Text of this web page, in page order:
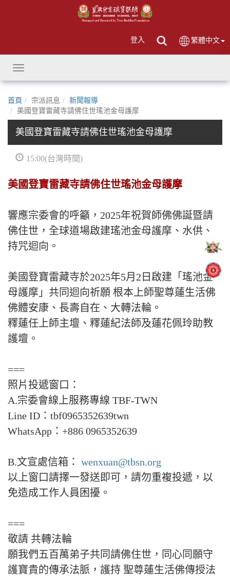
登入 繁體中文
Toggle
navigation
首頁 宗派訊息
新聞報導
美國登寶雷藏寺請佛住世瑤池金母護摩
美國登寶雷藏寺請佛住世瑤池金母護摩
15:00(台灣時間)
美國登寶雷藏寺請佛住世瑤池金母護摩
響應宗委會的呼籲，2025年祝賀師佛佛誕暨請
佛住世，全球道場啟建瑤池金母護摩、水供、
持咒迴向。
美國登寶雷藏寺於2025年5月2日啟建「瑤池金
母護摩」共同迴向祈願 根本上師聖尊蓮生活佛
佛體安康、長壽自在、大轉法輪。
釋蓮任上師主壇、釋蓮紀法師及蓮花佩玲助教
護壇。
===
照片投遞窗口：
A.宗委會線上服務專線 TBF-TWN
Line ID：tbf0965352639twn
WhatsApp：+886 0965352639
B.文宣處信箱： wenxuan@tbsn.org
以上窗口請擇一發送即可，請勿重複投遞，以
免造成工作人員困擾。
===
敬請 共轉法輪
願我們五百萬弟子共同請佛住世，同心同願守
護寶貴的傳承法脈，護持 聖尊蓮生活佛傳授法